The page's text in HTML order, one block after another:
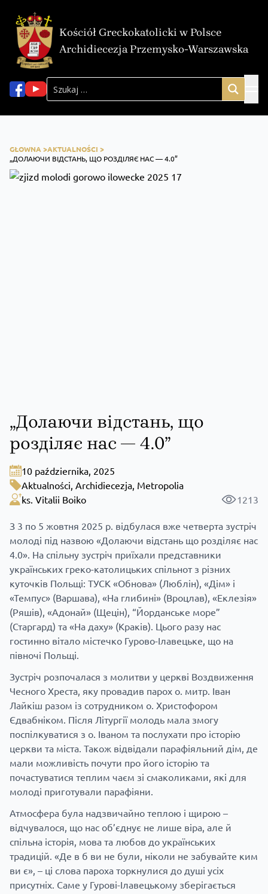
Kościół Greckokatolicki w Polsce
Archidiecezja Przemysko-Warszawska
GŁOWNA >AKTUALNOŚCI >
„ДОЛАЮЧИ ВІДСТАНЬ, ЩО РОЗДІЛЯЄ НАС — 4.0”
„Долаючи відстань, що
розділяє нас — 4.0”
10 października, 2025
Aktualności, Archidiecezja, Metropolia
ks. Vitalii Boiko
1213
З 3 по 5 жовтня 2025 р. відбулася вже четверта зустріч
молоді під назвою «Долаючи відстань що розділяє нас
4.0». На спільну зустріч приїхали представники
українських греко-католицьких спільнот з різних
куточків Польщі: ТУСК «Обнова» (Люблін), «Дім» і
«Темпус» (Варшава), «На глибині» (Вроцлав), «Еклезія»
(Ряшів), «Адонай» (Щецін), “Йорданське море”
(Старгард) та «На даху» (Краків). Цього разу нас
гостинно вітало містечко Гурово-Ілавецьке, що на
півночі Польщі.
Зустріч розпочалася з молитви у церкві Воздвиження
Чесного Хреста, яку провадив парох о. митр. Іван
Лайкіш разом із сотрудником о. Христофором
Єдвабніком. Після Літургії молодь мала змогу
поспілкуватися з о. Іваном та послухати про історію
церкви та міста. Також відвідали парафіяльний дім, де
мали можливість почути про його історію та
почастуватися теплим чаєм зі смаколиками, які для
молоді приготували парафіяни.
Атмосфера була надзвичайно теплою і щирою –
відчувалося, що нас об’єднує не лише віра, але й
спільна історія, мова та любов до українських
традицій. «Де в б ви не були, ніколи не забувайте ким
ви є», – ці слова пароха торкнулися до душі усіх
присутніх. Саме у Гурові-Ілавецькому зберігається